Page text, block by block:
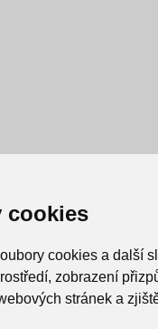
cookies
cookies a další
zobrazení
stránek a